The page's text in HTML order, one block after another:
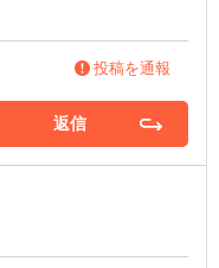
投稿を通報
返信